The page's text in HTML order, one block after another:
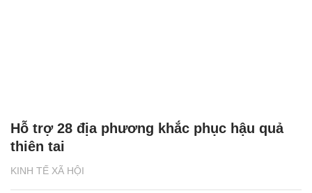
KINH TẾ XÃ HỘI
Hỗ trợ 28 địa phương khắc phục hậu quả
thiên tai